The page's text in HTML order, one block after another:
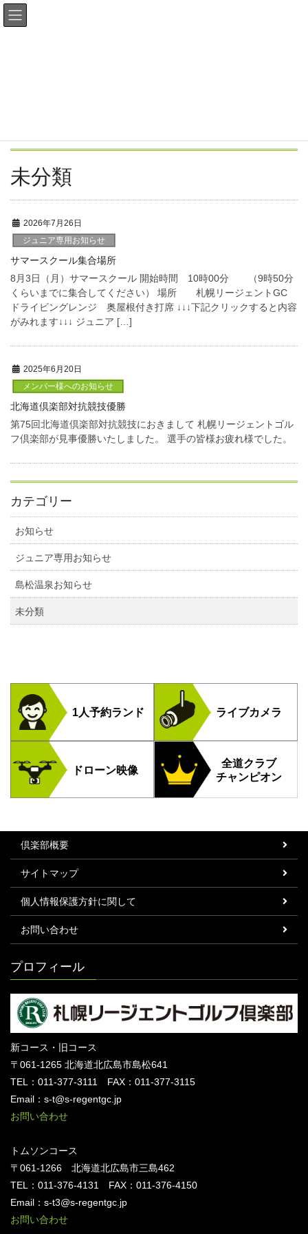
未分類
2026年7月26日
ジュニア専用お知らせ
サマースクール集合場所
8月3日（月）サマースクール 開始時間 10時00分 （9時50分
くらいまでに集合してください） 場所 札幌リージェントGC
ドライビングレンジ 奥屋根付き打席 ↓↓↓下記クリックすると内容
がみれます↓↓↓ ジュニア […]
2025年6月20日
メンバー様へのお知らせ
北海道倶楽部対抗競技優勝
第75回北海道倶楽部対抗競技におきまして 札幌リージェントゴル
フ倶楽部が見事優勝いたしました。 選手の皆様お疲れ様でした。
カテゴリー
お知らせ
ジュニア専用お知らせ
島松温泉お知らせ
未分類
1人予約ランド ライブカメラ
ドローン映像
全道クラブ
チャンピオン
倶楽部概要
サイトマップ
個人情報保護方針に関して
お問い合わせ
プロフィール
新コース・旧コース
〒061-1265 北海道北広島市島松641
TEL：011-377-3111 FAX：011-377-3115
Email：s-t@s-regentgc.jp
お問い合わせ
トムソンコース
〒061-1266 北海道北広島市三島462
TEL：011-376-4131 FAX：011-376-4150
Email：s-t3@s-regentgc.jp
お問い合わせ